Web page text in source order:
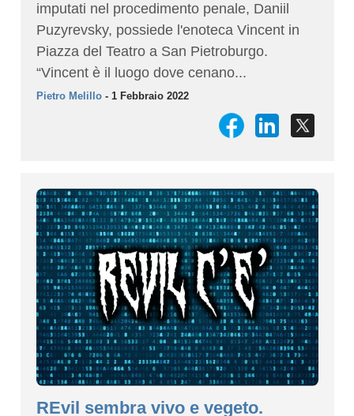
imputati nel procedimento penale, Daniil
Puzyrevsky, possiede l'enoteca Vincent in
Piazza del Teatro a San Pietroburgo.
“Vincent è il luogo dove cenano...
Pietro Melillo- 1 Febbraio 2022
REvil sembra vivo e vegeto.